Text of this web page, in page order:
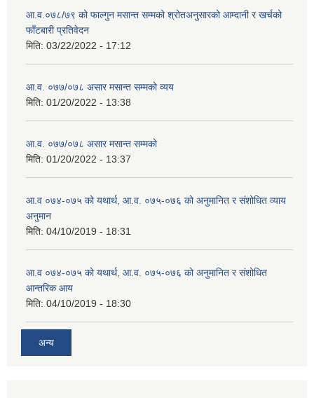
आ.व.०७८/७९ को फाल्गुन मसान्त सम्मको श्रोतअनुसारको आम्दानी र खर्चको
फाँटबारी प्रतिवेदन
मिति: 03/22/2022 - 17:12
आ.व. ०७७/०७८ असार मसान्त सम्मको व्यय
मिति: 01/20/2022 - 13:38
आ.व. ०७७/०७८ असार मसान्त सम्मको
मिति: 01/20/2022 - 13:37
आ.व ०७४-०७५ को यथार्थ, आ.व. ०७५-०७६ को अनुमानित र संशोधित व्याय
अनुमान
मिति: 04/10/2019 - 18:31
आ.व ०७४-०७५ को यथार्थ, आ.व. ०७५-०७६ को अनुमानित र संशोधित
आन्तरिक आय
मिति: 04/10/2019 - 18:30
अन्य